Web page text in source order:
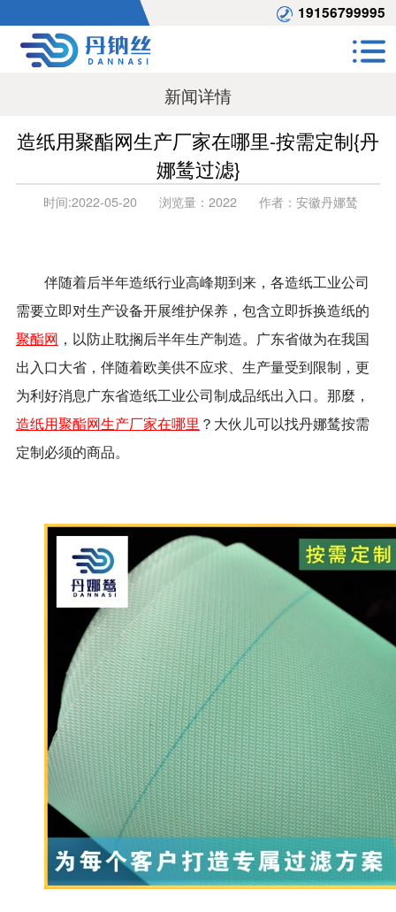
19156799995
新闻详情
造纸用聚酯网生产厂家在哪里-按需定制{丹
娜鸶过滤}
时间:2022-05-20 浏览量： 2022 作者： 安徽丹娜鸶
伴随着后半年造纸行业高峰期到来，各造纸工业公司
需要立即对生产设备开展维护保养，包含立即拆换造纸的
聚酯网 ，以防止耽搁后半年生产制造。广东省做为在我国
出入口大省，伴随着欧美供不应求、生产量受到限制，更
为利好消息广东省造纸工业公司制成品纸出入口。那麼，
造纸用聚酯网生产厂家在哪里 ？大伙儿可以找丹娜鸶按需
定制必须的商品。